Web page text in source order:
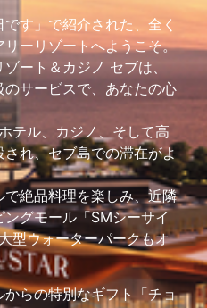
す」で紹介された、全く
ーリゾートへようこそ。
ート＆カジノ セブは、
サービスで、あなたの心
テル、カジノ、そして高
れ、セブ島での滞在がよ
絶品料理を楽しみ、近隣
グモール「SMシーサイ
型ウォーターパークもオ
らの特別なギフト「チョ